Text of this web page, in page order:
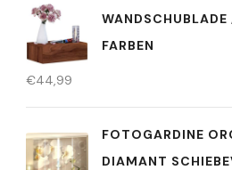
WANDSCHUBLADE
FARBEN
€44,99
FOTOGARDINE
DIAMANT